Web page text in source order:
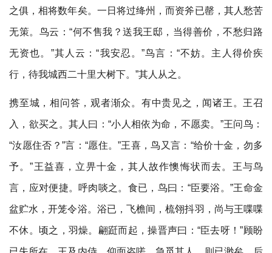
之俱，相将数年矣。一日将过绛州，而资斧已罄，其人愁苦
无策。鸟云：“何不售我？送我王邸，当得善价，不愁归路
无资也。”其人云：“我安忍。”鸟言：“不妨。主人得价疾
行，待我城西二十里大树下。”其人从之。
携至城，相问答，观者渐众。有中贵见之，闻诸王。王召
入，欲买之。其人曰：“小人相依为命，不愿卖。”王问鸟：
“汝愿住否？”言：“愿住。”王喜，鸟又言：“给价十金，勿多
予。”王益喜，立畀十金，其人故作懊悔状而去。王与鸟
言，应对便捷。呼肉啖之。食已，鸟曰：“臣要浴。”王命金
盆贮水，开笼令浴。浴已，飞檐间，梳翎抖羽，尚与王喋喋
不休。顷之，羽燥。翩跹而起，操晋声曰：“臣去呀！”顾盼